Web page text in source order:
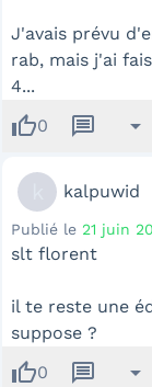
J'avais prévu
rab, mais j'ai
4...
thumb_up0 message arrow_drop_down
kalpuwid
Publié le 21 juin
slt florent
il te reste une
suppose ?
thumb_up0 message arrow_drop_down